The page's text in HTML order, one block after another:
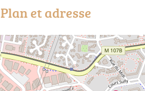
Plan et adresse